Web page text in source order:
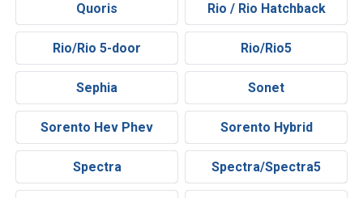
Quoris Rio / Rio Hatchback
Rio/Rio 5-door Rio/Rio5
Sephia Sonet
Sorento Hev Phev Sorento Hybrid
Spectra Spectra/Spectra5